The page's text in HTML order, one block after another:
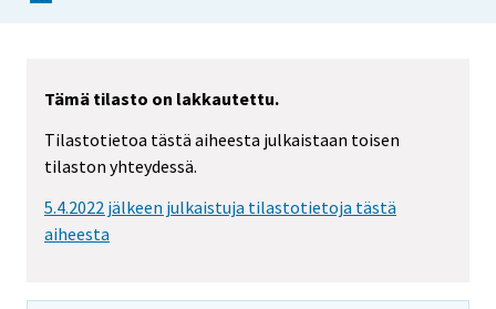
Tämä tilasto on lakkautettu.
Tilastotietoa tästä aiheesta julkaistaan toisen
tilaston yhteydessä.
5.4.2022 jälkeen julkaistuja tilastotietoja tästä
aiheesta